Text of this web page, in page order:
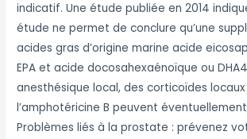
indicatif. Une étude publiée en 2014
étude ne permet de conclure qu’une
acides gras d’origine marine acide
EPA et acide docosahexaénoïque ou
anesthésique local, des corticoïdes
l’amphotéricine B peuvent
Problèmes liés à la prostate : prévenez